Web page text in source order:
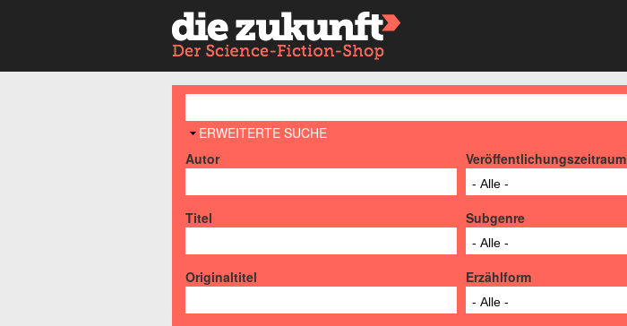
AUSBLENDEN
ERWEITERTE SUCHE
Autor
Veröffentlichungszeitraum
- Alle -
Titel Subgenre
- Alle -
Originaltitel Erzählform
- Alle -